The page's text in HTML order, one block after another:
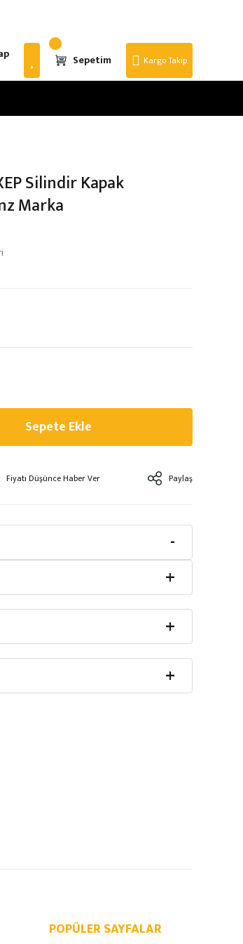
Sepetim Kargo Takip
Silindir Kapak
Marka
Sepete Ekle
Fiyatı Düşünce Haber Ver Paylaş
POPÜLER SAYFALAR